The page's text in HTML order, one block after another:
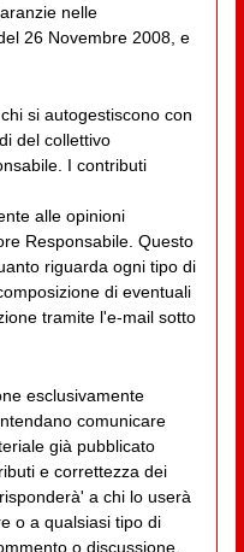
nelle
26 Novembre 2008, e
si autogestiscono con
del collettivo
I contributi
alle opinioni
Responsabile. Questo
riguarda ogni tipo di
di eventuali
tramite l'e-mail sotto
esclusivamente
comunicare
già pubblicato
e correttezza dei
a chi lo userà
o a qualsiasi tipo di
o discussione.